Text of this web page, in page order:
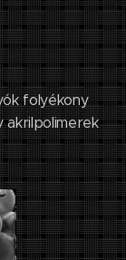
folyékony
akrilpolimerek